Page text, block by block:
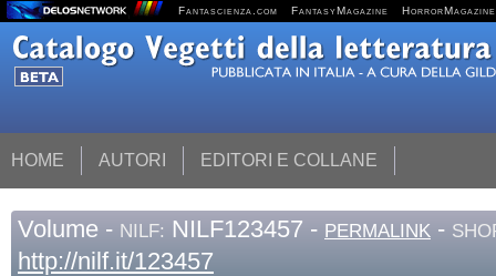
Fantascienza.com FantasyMagazine HorrorMagazine
HOME AUTORI EDITORI E COLLANE
Volume - NILF: NILF123457 - PERMALINK -
http://nilf.it/123457